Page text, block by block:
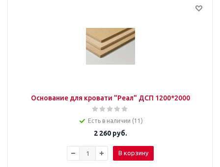
Основание для кровати "Реал" ДСП 1200*2000
Есть в наличии (11)
2 260руб.
В корзину